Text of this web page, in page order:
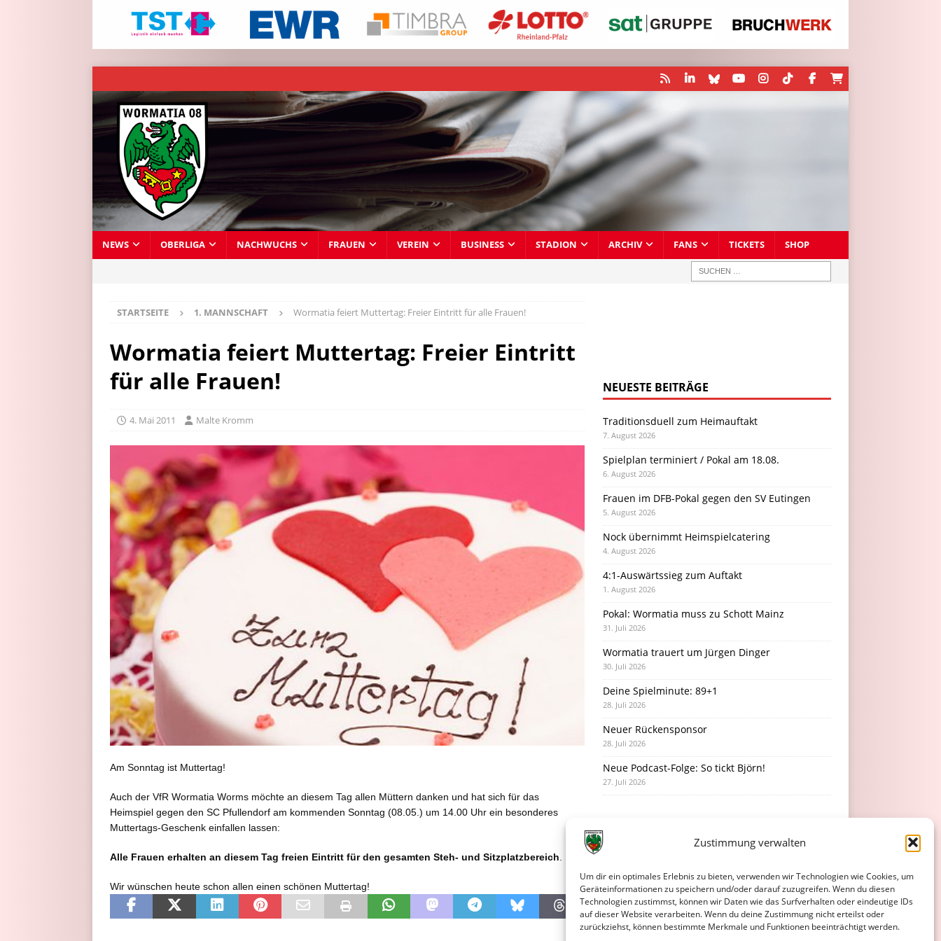
Zustimmung verwalten
Um dir ein optimales Erlebnis zu bieten, verwenden wir Technologien wie Cookies, um
Geräteinformationen zu speichern und/oder darauf zuzugreifen. Wenn du diesen
Technologien zustimmst, können wir Daten wie das Surfverhalten oder eindeutige IDs
auf dieser Website verarbeiten. Wenn du deine Zustimmung nicht erteilst oder
zurückziehst, können bestimmte Merkmale und Funktionen beeinträchtigt werden.
NEWS OBERLIGA NACHWUCHS FRAUEN VEREIN BUSINESS STADION ARCHIV FANS TICKETS SHOP
STARTSEITE 1. MANNSCHAFT Wormatia feiert Muttertag: Freier Eintritt für alle Frauen!
Wormatia feiert Muttertag: Freier Eintritt
für alle Frauen!
4. Mai 2011 Malte Kromm
Am Sonntag ist Muttertag!
Auch der VfR Wormatia Worms möchte an diesem Tag allen Müttern danken und hat sich für das
Heimspiel gegen den SC Pfullendorf am kommenden Sonntag (08.05.) um 14.00 Uhr ein besonderes
Muttertags-Geschenk einfallen lassen:
Alle Frauen erhalten an diesem Tag freien Eintritt für den gesamten Steh- und Sitzplatzbereich
Wir wünschen heute schon allen einen schönen Muttertag!
NEUESTE BEITRÄGE
Traditionsduell zum Heimauftakt
7. August 2026
Spielplan terminiert / Pokal am 18.08.
6. August 2026
Frauen im DFB-Pokal gegen den SV Eutingen
5. August 2026
Nock übernimmt Heimspielcatering
4. August 2026
4:1-Auswärtssieg zum Auftakt
1. August 2026
Pokal: Wormatia muss zu Schott Mainz
31. Juli 2026
Wormatia trauert um Jürgen Dinger
30. Juli 2026
Deine Spielminute: 89+1
28. Juli 2026
Neuer Rückensponsor
28. Juli 2026
Neue Podcast-Folge: So tickt Björn!
27. Juli 2026